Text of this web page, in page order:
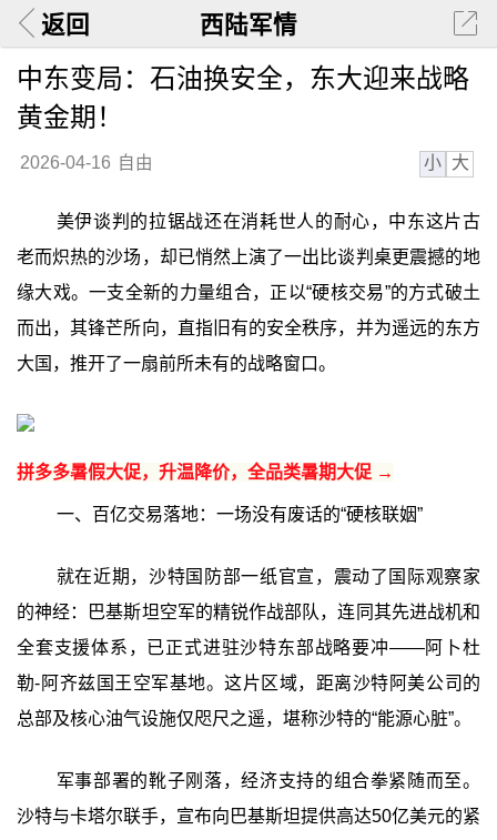
返回 西陆军情
中东变局：石油换安全，东大迎来战略
黄金期！
2026-04-16 自由 小 大
美伊谈判的拉锯战还在消耗世人的耐心，中东这片古
老而炽热的沙场，却已悄然上演了一出比谈判桌更震撼的地
缘大戏。一支全新的力量组合，正以“硬核交易”的方式破土
而出，其锋芒所向，直指旧有的安全秩序，并为遥远的东方
大国，推开了一扇前所未有的战略窗口。
拼多多暑假大促，升温降价，全品类暑期大促 →
一、百亿交易落地：一场没有废话的“硬核联姻”‍
就在近期，沙特国防部一纸官宣，震动了国际观察家
的神经：巴基斯坦空军的精锐作战部队，连同其先进战机和
全套支援体系，已正式进驻沙特东部战略要冲——阿卜杜
勒-阿齐兹国王空军基地。这片区域，距离沙特阿美公司的
总部及核心油气设施仅咫尺之遥，堪称沙特的“能源心脏”。
军事部署的靴子刚落，经济支持的组合拳紧随而至。
沙特与卡塔尔联手，宣布向巴基斯坦提供高达50亿美元的紧